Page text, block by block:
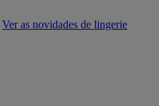
Ver as novidades de lingerie